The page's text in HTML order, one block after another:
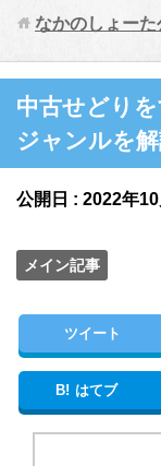
なかのしょー
中古せどり
ジャンルを
公開日 : 2022年10
メイン記事
ツイート
B! はてブ